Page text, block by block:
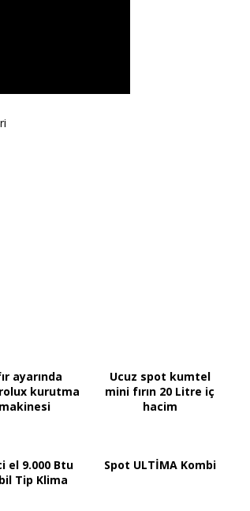
ayarında
kurutma
makinesi
Ucuz spot kumtel
mini fırın 20 Litre iç
hacim
el 9.000 Btu
Tip Klima
Spot ULTİMA Kombi